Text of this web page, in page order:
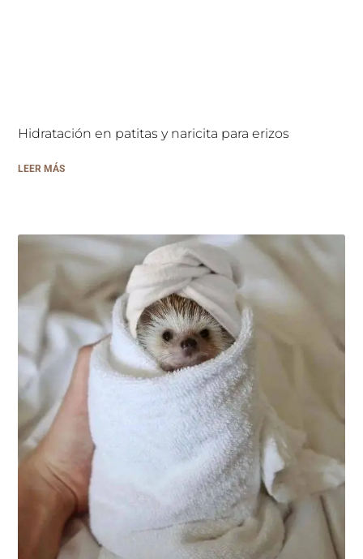
Hidratación en patitas y naricita para erizos
LEER MÁS